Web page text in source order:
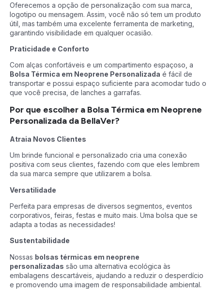
Oferecemos a opção de personalização com sua marca,
logotipo ou mensagem. Assim, você não só tem um produto
útil, mas também uma excelente ferramenta de marketing,
garantindo visibilidade em qualquer ocasião.
Praticidade e Conforto
Com alças confortáveis e um compartimento espaçoso, a
Bolsa Térmica em Neoprene Personalizada é fácil de
transportar e possui espaço suficiente para acomodar tudo o
que você precisa, de lanches a garrafas.
Por que escolher a Bolsa Térmica em Neoprene
Personalizada da BellaVer?
Atraia Novos Clientes
Um brinde funcional e personalizado cria uma conexão
positiva com seus clientes, fazendo com que eles lembrem
da sua marca sempre que utilizarem a bolsa.
Versatilidade
Perfeita para empresas de diversos segmentos, eventos
corporativos, feiras, festas e muito mais. Uma bolsa que se
adapta a todas as necessidades!
Sustentabilidade
Nossas bolsas térmicas em neoprene
personalizadas são uma alternativa ecológica às
embalagens descartáveis, ajudando a reduzir o desperdício
e promovendo uma imagem de responsabilidade ambiental.